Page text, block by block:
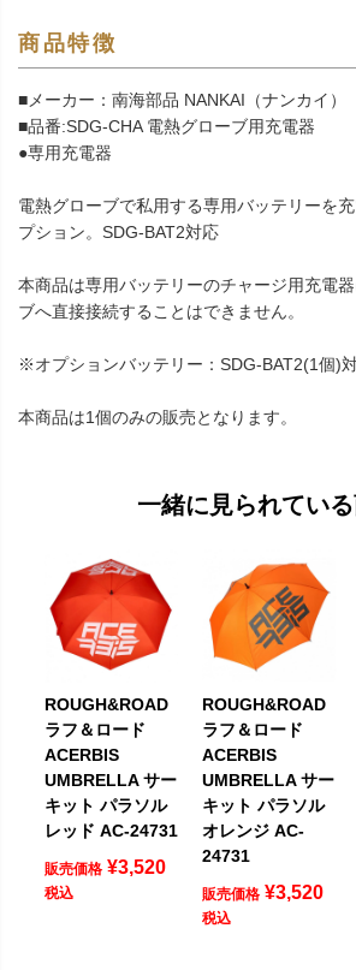
商品特徴
■メーカー：南海部品 NANKAI（ナンカイ）
■品番:SDG-CHA 電熱グローブ用充電器
●専用充電器
電熱グローブで私用する専用バッテリーを
プション。SDG-BAT2対応
本商品は専用バッテリーのチャージ用充電
ブへ直接接続することはできません。
※オプションバッテリー：SDG-BAT2(1個)
本商品は1個のみの販売となります。
一緒に見られてい
ROUGH&ROAD
ラフ＆ロード
ACERBIS
UMBRELLA サー
キット パラソル
レッド AC-24731
販売価格 ¥3,520
税込
ROUGH&ROAD
ラフ＆ロード
ACERBIS
UMBRELLA サー
キット パラソル
オレンジ AC-
24731
販売価格 ¥3,520
税込